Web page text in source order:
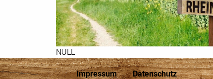
NULL
Impressum Datenschutz